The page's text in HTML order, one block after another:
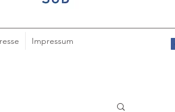
Impressum